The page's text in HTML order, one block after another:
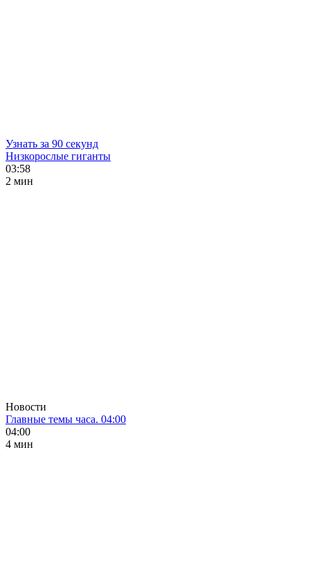
Узнать за 90 секунд
Низкорослые гиганты
03:58
2 мин
Новости
Главные темы часа. 04:00
04:00
4 мин